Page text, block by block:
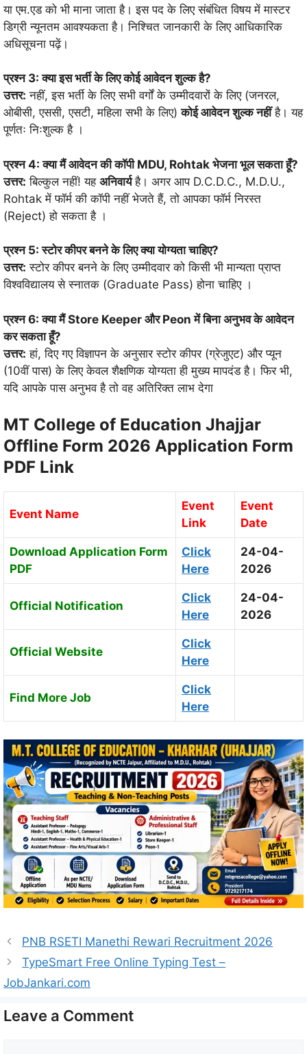
या एम.एड को भी माना जाता है। इस पद के लिए संबंधित विषय में मास्टर
डिग्री न्यूनतम आवश्यकता है। निश्चित जानकारी के लिए आधिकारिक
अधिसूचना पढ़ें।
प्रश्न 3: क्या इस भर्ती के लिए कोई आवेदन शुल्क है?
उत्तर: नहीं, इस भर्ती के लिए सभी वर्गों के उम्मीदवारों के लिए (जनरल,
ओबीसी, एससी, एसटी, महिला सभी के लिए)कोई आवेदन शुल्क नहींहै। यह
पूर्णतः निःशुल्क है ।
प्रश्न 4: क्या मैं आवेदन की कॉपी MDU, Rohtak भेजना भूल सकता हूँ?
उत्तर: बिल्कुल नहीं! यह अनिवार्यहै। अगर आप D.C.D.C., M.D.U.,
Rohtak में फॉर्म की कॉपी नहीं भेजते हैं, तो आपका फॉर्म निरस्त
(Reject) हो सकता है ।
प्रश्न 5: स्टोर कीपर बनने के लिए क्या योग्यता चाहिए?
उत्तर: स्टोर कीपर बनने के लिए उम्मीदवार को किसी भी मान्यता प्राप्त
विश्वविद्यालय से स्नातक (Graduate Pass) होना चाहिए ।
प्रश्न 6: क्या मैं Store Keeper और Peon में बिना अनुभव के आवेदन
कर सकता हूँ?
उत्तर: हां, दिए गए विज्ञापन के अनुसार स्टोर कीपर (ग्रेजुएट) और प्यून
(10वीं पास) के लिए केवल शैक्षणिक योग्यता ही मुख्य मापदंड है। फिर भी,
यदि आपके पास अनुभव है तो वह अतिरिक्त लाभ देगा
MT College of Education Jhajjar
Offline Form 2026 Application Form
PDF Link
Event Name
Event
Link
Event
Date
Download Application Form
PDF
Click
Here
24-04-
2026
Official Notification
Click
Here
24-04-
2026
Official Website
Click
Here
Find More Job
Click
Here
PNB RSETI Manethi Rewari Recruitment 2026
TypeSmart Free Online Typing Test –
JobJankari.com
Leave a Comment